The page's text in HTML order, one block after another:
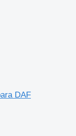
DAF